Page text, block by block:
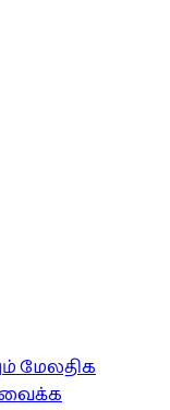
மேலதிக
வைக்க